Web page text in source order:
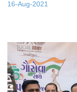
16-Aug-2021